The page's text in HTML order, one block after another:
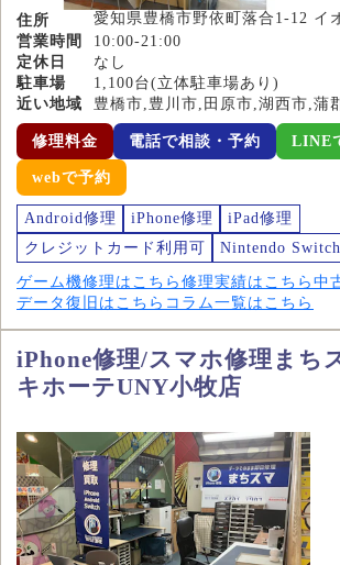
住所
愛知県豊橋市野依町落合1-12 イ
営業時間
10:00-21:00
定休日
なし
駐車場
1,100台(立体駐車場あり)
近い地域
豊橋市,豊川市,田原市,湖西市,蒲
修理料金 電話で相談・予約 LINE
webで予約
Android修理 iPhone修理
iPad修理
クレジットカード利用可
Nintendo
ゲーム機修理はこちら 修理実績はこちら 中
データ復旧はこちら コラム一覧はこちら
iPhone修理/スマホ修理まち
キホーテUNY小牧店